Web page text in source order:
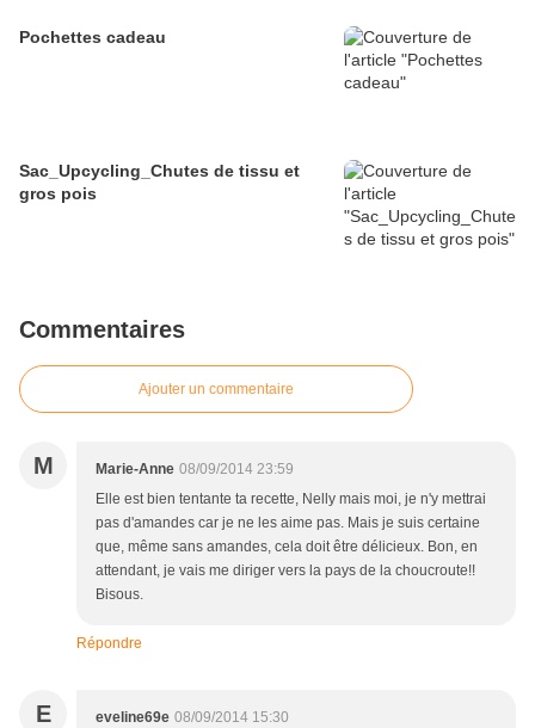
Pochettes cadeau
Sac_Upcycling_Chutes de tissu et
gros pois
Commentaires
Ajouter un commentaire
M Marie-Anne 08/09/2014 23:59
Elle est bien tentante ta recette, Nelly mais moi, je n'y mettrai
pas d'amandes car je ne les aime pas. Mais je suis certaine
que, même sans amandes, cela doit être délicieux. Bon, en
attendant, je vais me diriger vers la pays de la choucroute!!
Bisous.
Répondre
E eveline69e 08/09/2014 15:30